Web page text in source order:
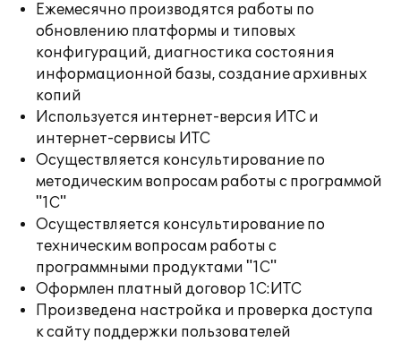
Ежемесячно производятся работы по
обновлению платформы и типовых
конфигураций, диагностика состояния
информационной базы, создание архивных
копий
Используется интернет-версия ИТС и
интернет-сервисы ИТС
Осуществляется консультирование по
методическим вопросам работы с программой
"1С"
Осуществляется консультирование по
техническим вопросам работы с
программными продуктами "1С"
Оформлен платный договор 1С:ИТС
Произведена настройка и проверка доступа
к сайту поддержки пользователей